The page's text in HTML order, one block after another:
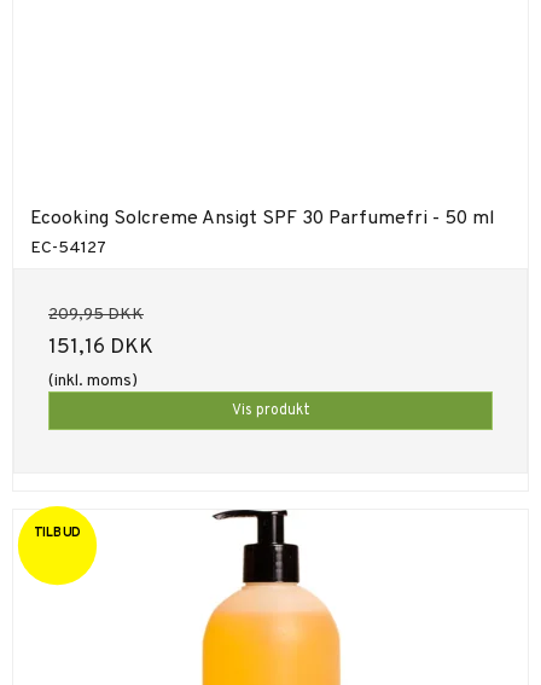
Ecooking Solcreme Ansigt SPF 30 Parfumefri - 50 ml
EC-54127
209,95 DKK
151,16 DKK
(inkl. moms)
Vis produkt
TILBUD